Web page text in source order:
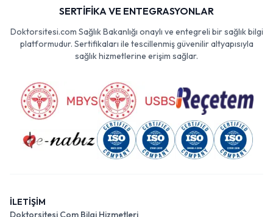
SERTİFİKA VE ENTEGRASYONLAR
Doktorsitesi.com Sağlık Bakanlığı onaylı ve entegreli bir sağlık bilgi
platformudur. Sertifikaları ile tescillenmiş güvenilir altyapısıyla
sağlık hizmetlerine erişim sağlar.
İLETİŞİM
Doktorsitesi Com Bilgi Hizmetleri